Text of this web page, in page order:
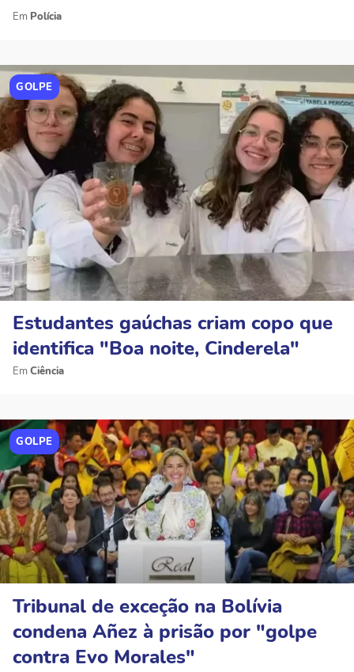
Polícia
GOLPE
Estudantes gaúchas criam copo que
identifica "Boa noite, Cinderela"
Ciência
GOLPE
Tribunal de exceção na Bolívia
condena Añez à prisão por "golpe
contra Evo Morales"